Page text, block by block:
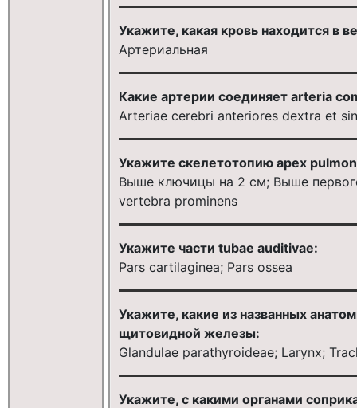
Укажите, какая кровь находится в
Артериальная
Какие артерии соединяет arteria
Arteriae cerebri anteriores dextra et
Укажите скелетотопию apex
Выше ключицы на 2 см; Выше
vertebra prominens
Укажите части tubae auditivae:
Pars cartilaginea; Pars ossea
Укажите, какие из названных
щитовидной железы:
Glandulae parathyroideae; Larynx;
Укажите, с какими органами